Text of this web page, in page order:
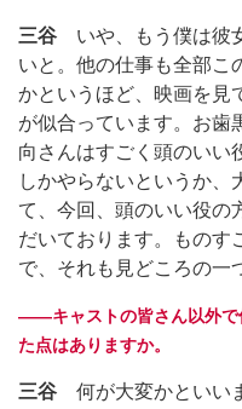
三谷 いや、もう僕は彼
いと。他の仕事も全部こ
かというほど、映画を見
が似合っています。お
向さんはすごく頭のいい
しかやらないというか、
て、今回、頭のいい役の
だいております。ものす
で、それも見どころの一
――キャストの皆さん以外で
た点はありますか。
三谷 何が大変かといい